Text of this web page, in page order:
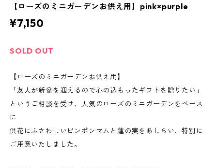
【ローズのミニガーデンお供え用】pink×purple
¥7,150
SOLD OUT
【ローズのミニガーデンお供え用】
「友人が新盆を迎えるので心の込もったギフトを贈りたい」
というご相談を受け、人気のローズのミニガーデンをベース
に
供花にふさわしいピンポンマムと蓮の実をあしらい、特別に
ご用意いたしました。